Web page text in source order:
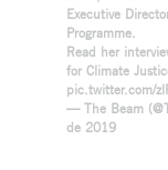
Executive
Programme.
Read her
for Climate
pic.twitter.com/
— The Beam
de 2019